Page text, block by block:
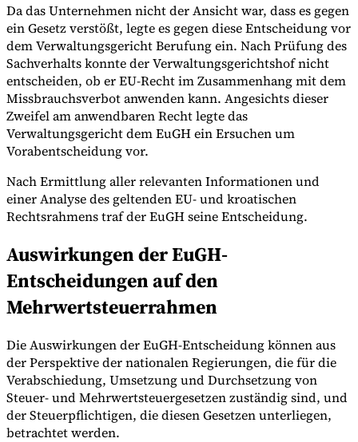
Da das Unternehmen nicht der Ansicht war, dass es gegen
ein Gesetz verstößt, legte es gegen diese Entscheidung vor
dem Verwaltungsgericht Berufung ein. Nach Prüfung des
Sachverhalts konnte der Verwaltungsgerichtshof nicht
entscheiden, ob er EU-Recht im Zusammenhang mit dem
Missbrauchsverbot anwenden kann. Angesichts dieser
Zweifel am anwendbaren Recht legte das
Verwaltungsgericht dem EuGH ein Ersuchen um
Vorabentscheidung vor.
Nach Ermittlung aller relevanten Informationen und
einer Analyse des geltenden EU- und kroatischen
Rechtsrahmens traf der EuGH seine Entscheidung.
Auswirkungen der EuGH-
Entscheidungen auf den
Mehrwertsteuerrahmen
Die Auswirkungen der EuGH-Entscheidung können aus
der Perspektive der nationalen Regierungen, die für die
Verabschiedung, Umsetzung und Durchsetzung von
Steuer- und Mehrwertsteuergesetzen zuständig sind, und
der Steuerpflichtigen, die diesen Gesetzen unterliegen,
betrachtet werden.